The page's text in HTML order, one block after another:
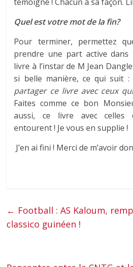
témoigné ! Chacun à sa façon.
Quel est votre mot de la fin?
Pour terminer, permettez
prendre une part active
livre à l’instar de M Jean
si belle manière, ce qui suit :
partager ce livre avec ceux
Faites comme ce bon
aussi, ce livre avec
entourent ! Je vous en supplie !
J’en ai fini ! Merci de m’avoir
← Football : AS Kaloum,
classico guinéen !